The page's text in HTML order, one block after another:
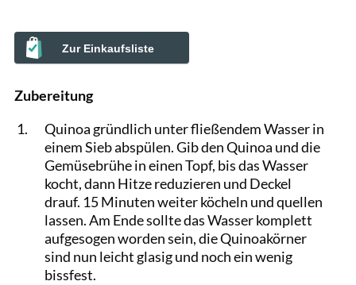
Zur Einkaufsliste
Zubereitung
Quinoa gründlich unter fließendem Wasser in
einem Sieb abspülen. Gib den Quinoa und die
Gemüsebrühe in einen Topf, bis das Wasser
kocht, dann Hitze reduzieren und Deckel
drauf. 15 Minuten weiter köcheln und quellen
lassen. Am Ende sollte das Wasser komplett
aufgesogen worden sein, die Quinoakörner
sind nun leicht glasig und noch ein wenig
bissfest.